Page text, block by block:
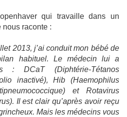
qui travaille dans un
nous raconte :
2013, j’ai conduit mon bébé de
habituel. Le médecin lui a
: DCaT (Diphtérie-Tétanos
inactivé), Hib (Haemophilus
et Rotavirus
Il est clair qu’après avoir reçu
Mais les médecins vous